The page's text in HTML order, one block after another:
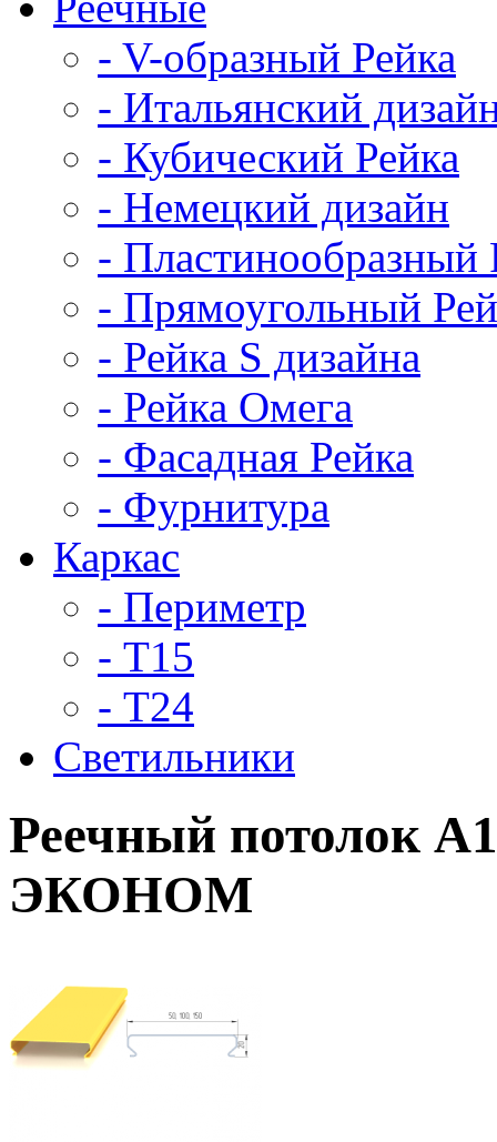
- V-образный Рейка
- Итальянский
- Кубический Рейка
- Немецкий дизайн
- Пластинообразный
- Прямоугольный
- Рейка S дизайна
- Рейка Омега
- Фасадная Рейка
- Фурнитура
Каркас
- Периметр
- Т15
- Т24
Светильники
Реечный потолок
ЭКОНОМ